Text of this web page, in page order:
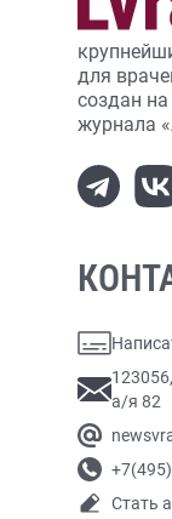
для
создан
журнала
а/я 82
Стать